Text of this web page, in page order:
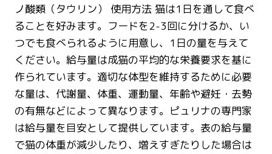
ノ酸類（タウリン） 使用方法 猫は1日を通して食べ
ることを好みます。フードを2-3回に分けるか、い
つでも食べられるように用意し、1日の量を与えて
ください。給与量は成猫の平均的な栄養要求を基に
作られています。適切な体型を維持するために必要
な量は、代謝量、体重、運動量、年齢や避妊・去勢
の有無などによって異なります。ピュリナの専門家
は給与量を目安として提供しています。表の給与量
で猫の体重が減少したり、増えすぎたりした場合は